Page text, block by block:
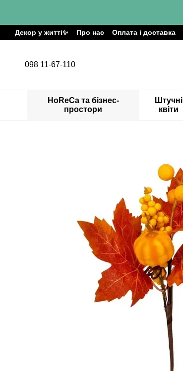
Декор у житті✨ Про нас Оплата і доставка
098 11-67-110
HoReCa та бізнес-
простори
Штучні
квіти